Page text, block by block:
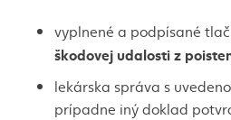
vyplnené a podpísané
škodovej udalosti z
lekárska správa s
prípadne iný doklad